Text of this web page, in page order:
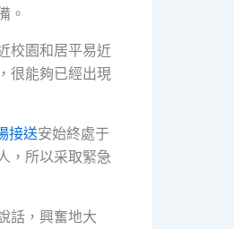
。
校園和居平易近
很能夠已經出現
接送安始終處于
，所以采取緊急
話，興奮地大